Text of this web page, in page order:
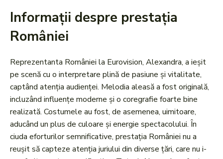
Informații despre prestația
României
Reprezentanta României la Eurovision, Alexandra, a ieșit
pe scenă cu o interpretare plină de pasiune și vitalitate,
captând atenția audienței. Melodia aleasă a fost originală,
incluzând influențe moderne și o coregrafie foarte bine
realizată. Costumele au fost, de asemenea, uimitoare,
aducând un plus de culoare și energie spectacolului. În
ciuda eforturilor semnificative, prestația României nu a
reușit să capteze atenția juriului din diverse țări, care nu i-